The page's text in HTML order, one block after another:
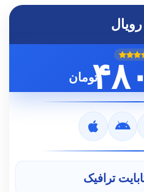
رویال
تومان